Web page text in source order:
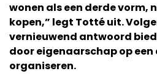
wonen als een derde vorm,
kopen,” legt Totté uit.
vernieuwend antwoord
door eigenaarschap op
organiseren.